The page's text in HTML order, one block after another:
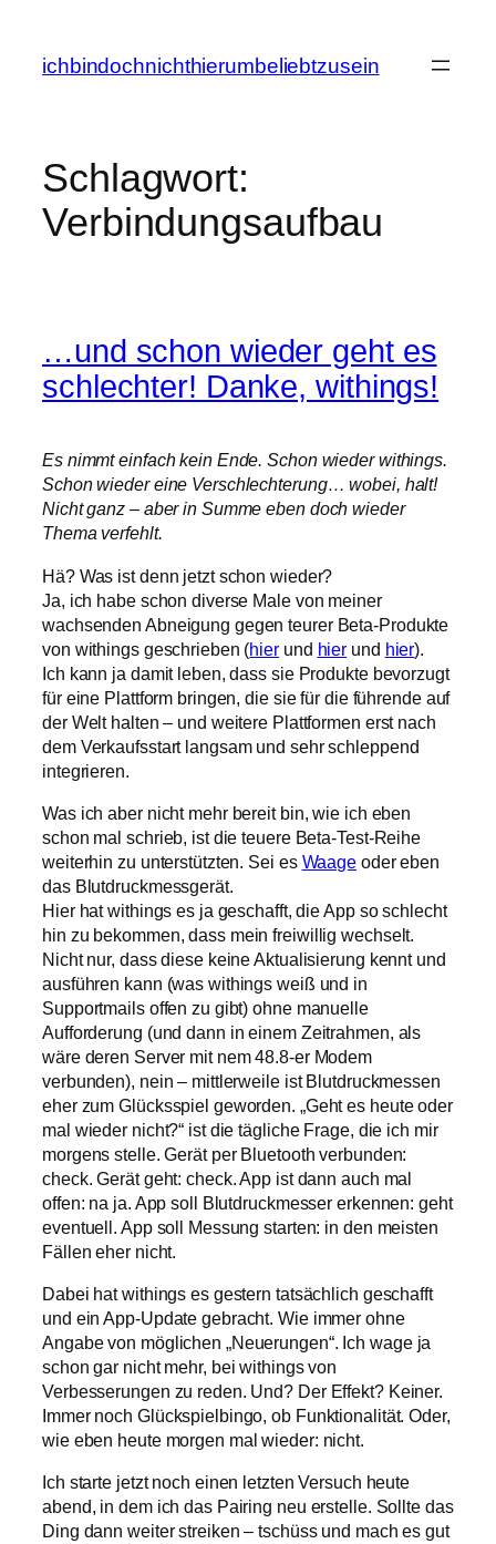
springen
ichbindochnichthierumbeliebtzusein
Schlagwort:
Verbindungsaufbau
…und schon wieder geht es
schlechter! Danke, withings!
Es nimmt einfach kein Ende. Schon wieder withings.
Schon wieder eine Verschlechterung… wobei, halt!
Nicht ganz – aber in Summe eben doch wieder
Thema verfehlt.
Hä? Was ist denn jetzt schon wieder?
Ja, ich habe schon diverse Male von meiner
wachsenden Abneigung gegen teurer Beta-Produkte
von withings geschrieben (hier und hier und hier).
Ich kann ja damit leben, dass sie Produkte bevorzugt
für eine Plattform bringen, die sie für die führende auf
der Welt halten – und weitere Plattformen erst nach
dem Verkaufsstart langsam und sehr schleppend
integrieren.
Was ich aber nicht mehr bereit bin, wie ich eben
schon mal schrieb, ist die teuere Beta-Test-Reihe
weiterhin zu unterstützten. Sei es Waage oder eben
das Blutdruckmessgerät.
Hier hat withings es ja geschafft, die App so schlecht
hin zu bekommen, dass mein freiwillig wechselt.
Nicht nur, dass diese keine Aktualisierung kennt und
ausführen kann (was withings weiß und in
Supportmails offen zu gibt) ohne manuelle
Aufforderung (und dann in einem Zeitrahmen, als
wäre deren Server mit nem 48.8-er Modem
verbunden), nein – mittlerweile ist Blutdruckmessen
eher zum Glücksspiel geworden. „Geht es heute oder
mal wieder nicht?“ ist die tägliche Frage, die ich mir
morgens stelle. Gerät per Bluetooth verbunden:
check. Gerät geht: check. App ist dann auch mal
offen: na ja. App soll Blutdruckmesser erkennen: geht
eventuell. App soll Messung starten: in den meisten
Fällen eher nicht.
Dabei hat withings es gestern tatsächlich geschafft
und ein App-Update gebracht. Wie immer ohne
Angabe von möglichen „Neuerungen“. Ich wage ja
schon gar nicht mehr, bei withings von
Verbesserungen zu reden. Und? Der Effekt? Keiner.
Immer noch Glückspielbingo, ob Funktionalität. Oder,
wie eben heute morgen mal wieder: nicht.
Ich starte jetzt noch einen letzten Versuch heute
abend, in dem ich das Pairing neu erstelle. Sollte das
Ding dann weiter streiken – tschüss und mach es gut